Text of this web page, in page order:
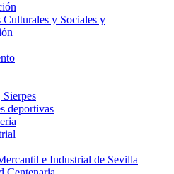
y Sociales y
Sierpes
deportivas
e Industrial de Sevilla